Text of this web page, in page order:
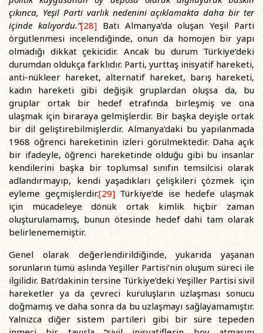
çıkınca, Yeşil Parti varlık nedenini açıklamakta daha bir ter
içinde kalıyordu.”[28]Batı Almanya’da oluşan Yeşil Parti
örgütlenmesi incelendiğinde, onun da homojen bir yapı
olmadığı dikkat çekicidir. Ancak bu durum Türkiye’deki
durumdan oldukça farklıdır. Parti, yurttaş inisyatif hareketi,
anti-nükleer hareket, alternatif hareket, barış hareketi,
kadın hareketi gibi değişik gruplardan oluşsa da, bu
gruplar ortak bir hedef etrafında birleşmiş ve ona
ulaşmak için biraraya gelmişlerdir. Bir başka deyişle ortak
bir dil geliştirebilmişlerdir. Almanya’daki bu yapılanmada
1968 öğrenci hareketinin izleri görülmektedir. Daha açık
bir ifadeyle, öğrenci hareketinde olduğu gibi bu insanlar
kendilerini başka bir toplumsal sınıfın temsilcisi olarak
adlandırmayıp, kendi yaşadıkları çelişkileri çözmek için
eyleme geçmişlerdir.[29]Türkiye’de ise hedefe ulaşmak
için mücadeleye dönük ortak kimlik hiçbir zaman
oluşturulamamış, bunun ötesinde hedef dahi tam olarak
belirlenememiştir.
Genel olarak değerlendirildiğinde, yukarıda yaşanan
sorunların tümü aslında Yeşiller Partisi’nin oluşum süreci ile
ilgilidir. Batı’dakinin tersine Türkiye’deki Yeşiller Partisi sivil
hareketler ya da çevreci kuruluşların uzlaşması sonucu
doğmamış ve daha sonra da bu uzlaşmayı sağlayamamıştır.
Yalnızca diğer sistem partileri gibi bir süre tepeden